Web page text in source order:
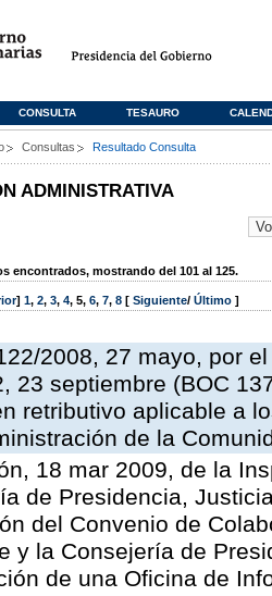
CONSULTA TESAURO
Consultas Resultado Consulta
ADMINISTRATIVA
encontrados, mostrando del 101 al 125.
] 1, 2, 3, 4, 5, 6, 7, 8 [ Siguiente/ Último ]
2008, 27 mayo, por
23 septiembre (BOC
retributivo aplicable a
de la
18 mar 2009, de la
de Presidencia,
del Convenio de
y la Consejería de
de una Oficina de